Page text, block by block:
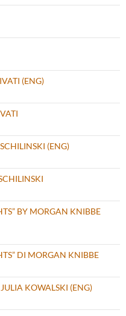
(ENG)
(ENG)
BY MORGAN KNIBBE
DI MORGAN KNIBBE
KOWALSKI (ENG)